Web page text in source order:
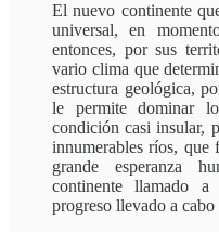
El nuevo continente
universal, en
entonces, por sus
vario clima que
estructura geológica,
le permite dominar
condición casi insular,
innumerables ríos, que
grande esperanza
continente llamado
progreso llevado a